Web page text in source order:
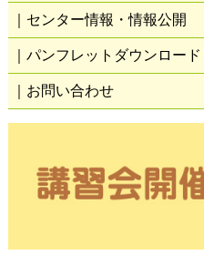
｜センター情報・情報公開
｜パンフレットダウンロード
｜お問い合わせ